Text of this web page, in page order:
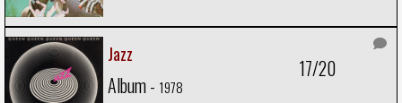
Jazz
Album - 1978
17/20